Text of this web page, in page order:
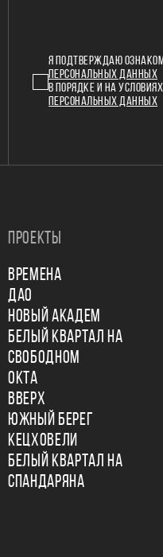
Я ПОДТВЕРЖДАЮ
ПЕРСОНАЛЬНЫХ ДАННЫХ
В ПОРЯДКЕ И НА
ПЕРСОНАЛЬНЫХ ДАННЫХ
ПРОЕКТЫ
ВРЕМЕНА
ДАО
НОВЫЙ АКАДЕМ
БЕЛЫЙ КВАРТАЛ НА
СВОБОДНОМ
ОКТА
ВВЕРХ
ЮЖНЫЙ БЕРЕГ
КЕЦХОВЕЛИ
БЕЛЫЙ КВАРТАЛ НА
СПАНДАРЯНА